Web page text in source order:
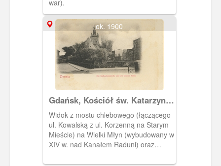
war).
ok. 1900
Gdańsk, Kościół św. Katarzyny i
Wielki Młyn, Danzig Die
Katharinenkirche und die
Grosse Mühle
Widok z mostu chlebowego (łączącego
ul. Kowalską z ul. Korzenną na Starym
Mieście) na Wielki Młyn (wybudowany w
XIV w. nad Kanałem Raduni) oraz